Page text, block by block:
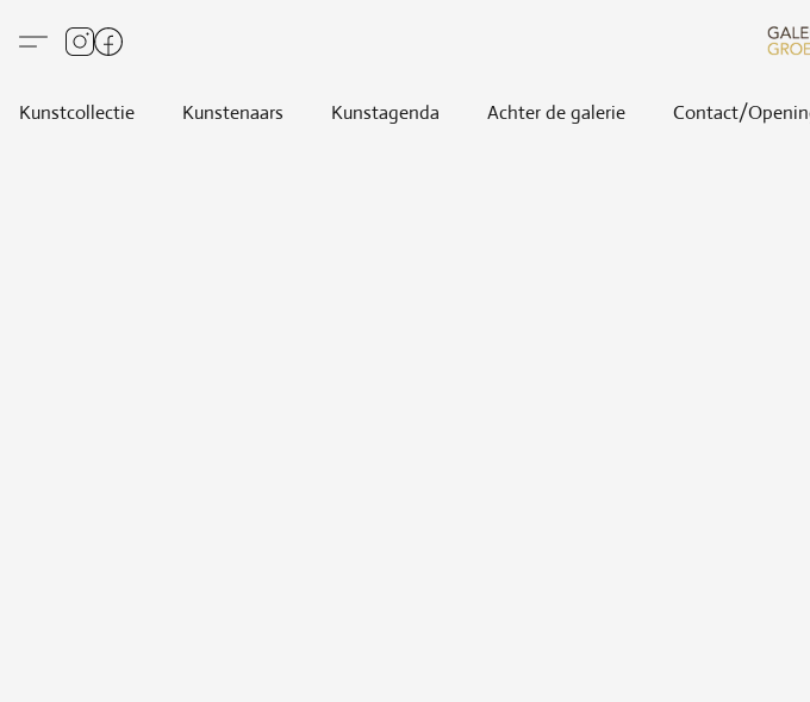
Kunstcollectie Kunstenaars Kunstagenda Achter de galerie Contact/